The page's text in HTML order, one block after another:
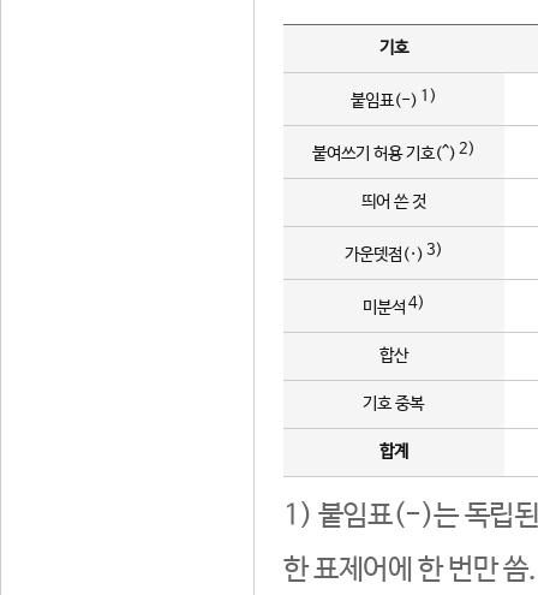
기호
붙임표(-) 1)
붙여쓰기 허용 기호(^) 2)
띄어 쓴 것
가운뎃점(·) 3)
미분석 4)
합산
기호 중복
합계
1) 붙임표(-)는 독립된
한 표제어에 한 번만